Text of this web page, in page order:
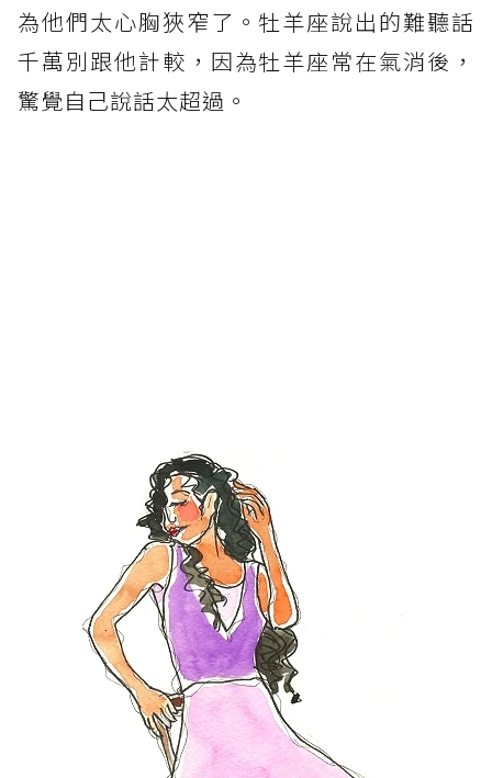
為他們太心胸狹窄了。牡羊座說出的難聽話
千萬別跟他計較，因為牡羊座常在氣消後，
驚覺自己說話太超過。